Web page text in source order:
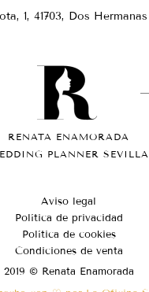
1, 41703, Dos
RENATA ENAMORADA
PLANNER SEVILLA
Aviso legal
Política de privacidad
Política de cookies
Condiciones de venta
2019 © Renata Enamorada